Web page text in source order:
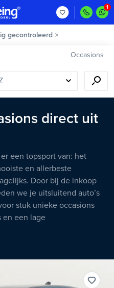
>
Occasions
direct uit
een topsport van: het
en allerbeste
Door bij de inkoop
we je uitsluitend auto’s
stuk unieke occasions
en een lage